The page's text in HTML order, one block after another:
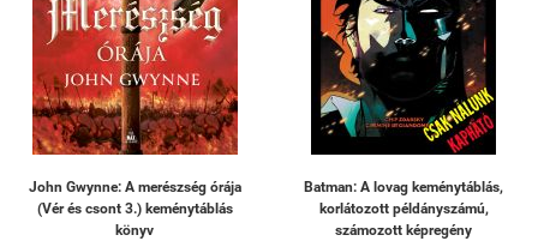
John Gwynne: A merészség órája
(Vér és csont 3.) keménytáblás
könyv
Batman: A lovag keménytáblás,
korlátozott példányszámú,
számozott képregény